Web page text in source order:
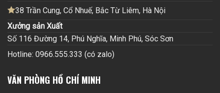
38 Trần Cung, Cổ Nhuế, Bắc Từ Liêm, Hà Nội
Xưởng sản Xuất
Số 116 Đường 14, Phú Nghĩa, Minh Phú, Sóc Sơn
Hotline: 0966.555.333 (có zalo)
VĂN PHÒNG HỒ CHÍ MINH